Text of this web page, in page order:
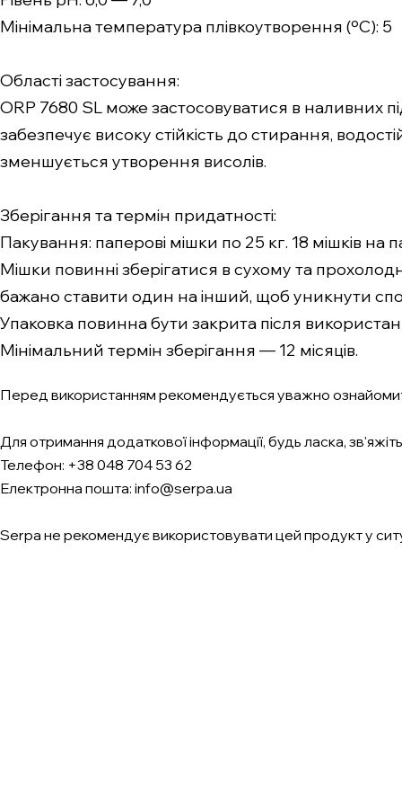
Мінімальна температура плівкоутворення (ºС): 5
Області застосування:
ORP 7680 SL може застосовуватися в наливних
забезпечує високу стійкість до стирання,
зменшується утворення висолів.
Зберігання та термін придатності:
Пакування: паперові мішки по 25 кг. 18 мішків на
Мішки повинні зберігатися в сухому та
бажано ставити один на інший, щоб уникнути
Упаковка повинна бути закрита після
Мінімальний термін зберігання — 12 місяців.
Перед використанням рекомендується уважно
Для отримання додаткової інформації, будь ласка,
Телефон: +38 048 704 53 62
Електронна пошта: info@serpa.ua
Serpa не рекомендує використовувати цей продукт у